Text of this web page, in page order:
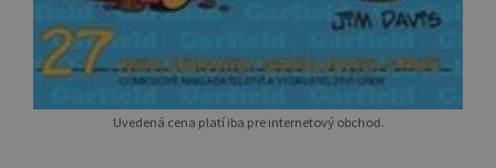
Uvedená cena platí iba pre internetový obchod.